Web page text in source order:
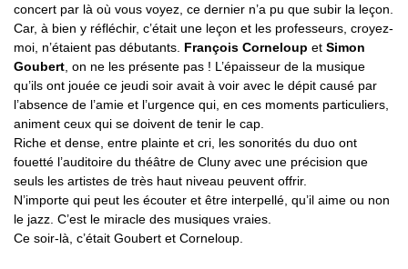
concert par là où vous voyez, ce dernier n’a pu que subir la leçon.
Car, à bien y réfléchir, c’était une leçon et les professeurs, croyez-
moi, n’étaient pas débutants. François Corneloup et Simon
Goubert , on ne les présente pas ! L’épaisseur de la musique
qu’ils ont jouée ce jeudi soir avait à voir avec le dépit causé par
l’absence de l’amie et l’urgence qui, en ces moments particuliers,
animent ceux qui se doivent de tenir le cap.
Riche et dense, entre plainte et cri, les sonorités du duo ont
fouetté l’auditoire du théâtre de Cluny avec une précision que
seuls les artistes de très haut niveau peuvent offrir.
N’importe qui peut les écouter et être interpellé, qu’il aime ou non
le jazz. C’est le miracle des musiques vraies.
Ce soir-là, c’était Goubert et Corneloup.